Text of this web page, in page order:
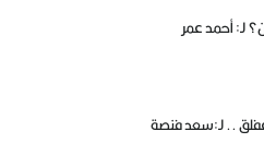
لـ: أحمد عمر
.. لـ:سعد فنصة